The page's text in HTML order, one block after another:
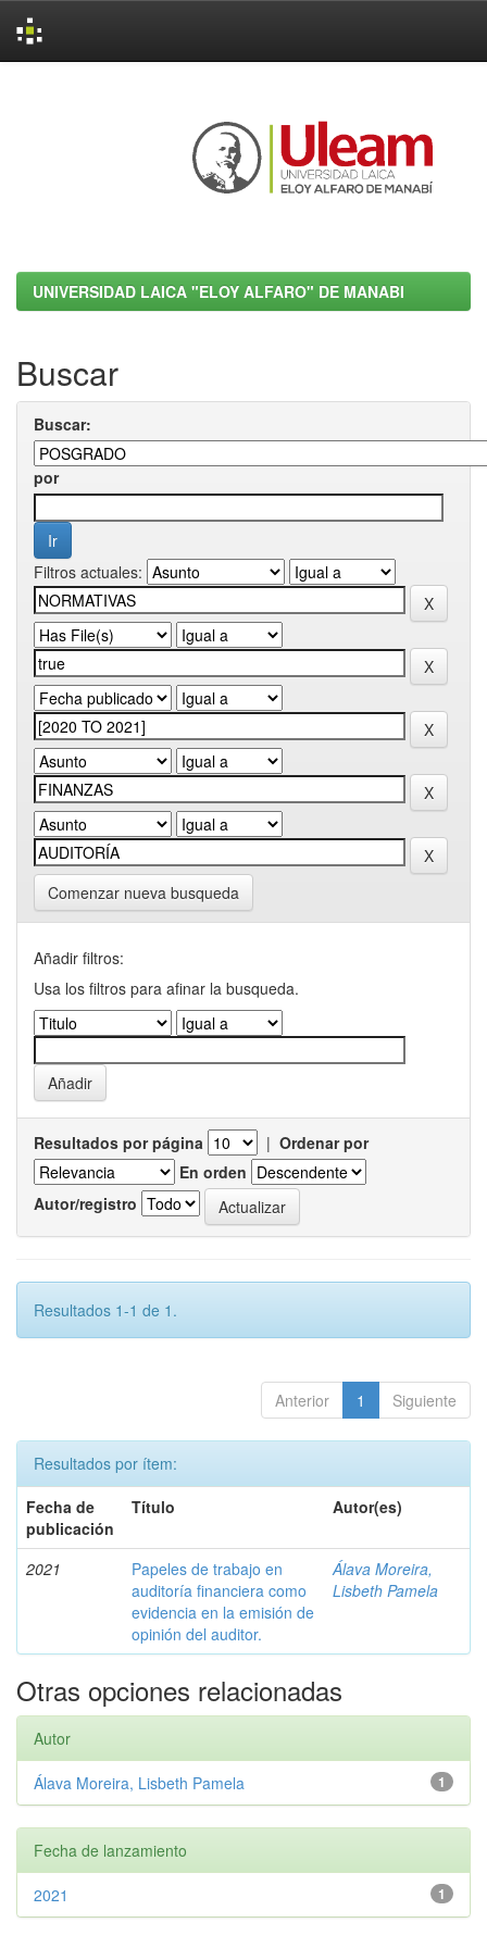
UNIVERSIDAD LAICA "ELOY ALFARO" DE MANABI
Buscar
Buscar:
por
Filtros actuales:
Comenzar nueva busqueda
Añadir filtros:
Usa los filtros para afinar la busqueda.
Resultados por página | Ordenar por
En orden
Autor/registro
Resultados 1-1 de 1.
Anterior 1 Siguiente
Resultados por ítem:
Fecha de
publicación
Título Autor(es)
2021
Papeles de trabajo en
auditoría financiera como
evidencia en la emisión de
opinión del auditor.
Álava Moreira,
Lisbeth Pamela
Otras opciones relacionadas
Autor
1
Álava Moreira, Lisbeth Pamela
Fecha de lanzamiento
1
2021